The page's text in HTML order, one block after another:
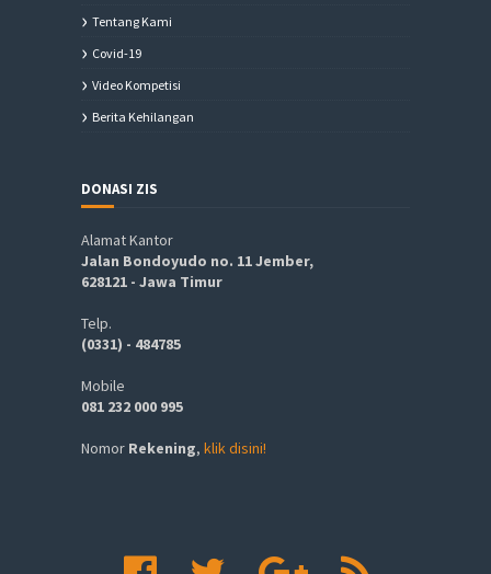
Tentang Kami
Covid-19
Video Kompetisi
Berita Kehilangan
DONASI ZIS
Alamat Kantor
Jalan Bondoyudo no. 11 Jember,
628121 - Jawa Timur
Telp.
(0331) - 484785
Mobile
081 232 000 995
Nomor Rekening, klik disini!